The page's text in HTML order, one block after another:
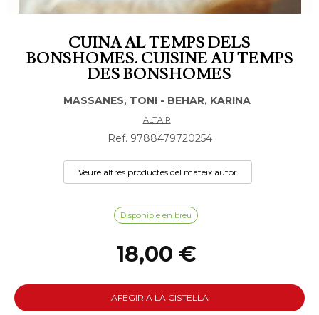
CUINA AL TEMPS DELS
BONSHOMES. CUISINE AU TEMPS
DES BONSHOMES
MASSANES, TONI - BEHAR, KARINA
ALTAIR
Ref. 9788479720254
Veure altres productes del mateix autor
Disponible en breu
18,00 €
AFEGIR A LA CISTELLA